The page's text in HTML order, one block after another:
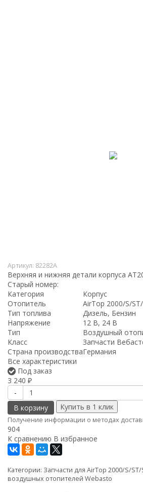
Артикул: 82282A
Верхняя и нижняя детали корпуса
Старый номер:
Категория
Корпус
Отопитель
AirTop 2000/S/
Тип топлива
Дизель, Бензин
Напряжение
12 В, 24 В
Тип
Воздушный
Класс
Запчасти
Страна производстваГермания
Все характеристики
Под заказ
3 240 ₽
-
В корзину
Получение информации о методах
904
К сравнению В избранное
Категории: Запчасти для AirTop 2000/S/ST/
воздушных отопителей Webasto